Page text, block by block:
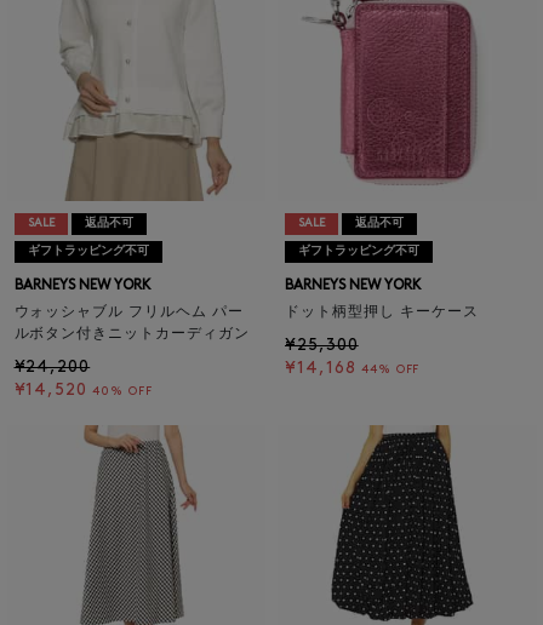
SALE 返品不可
ギフトラッピング不可
BARNEYS NEW YORK
ウォッシャブル フリルヘム パー
ルボタン付きニットカーディガン
¥24,200
¥14,520 40% OFF
SALE 返品不可
ギフトラッピング不可
BARNEYS NEW YORK
ドット柄型押し キーケース
¥25,300
¥14,168 44% OFF